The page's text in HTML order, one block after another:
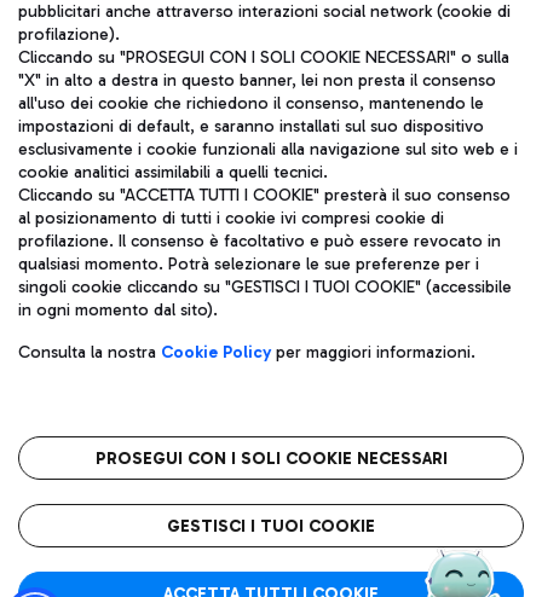
Pizza
Gelateria
Wine Bar & Sparkling
Autobus
Scopri le linee di autobus per raggiungere l'aeroporto
Leonardo Da Vinci.
Raggiungi l’aeroporto senza pensieri con il servizio di taxi a
Ristoranti
Scopri la nostra offerta per una pausa gustosa in aeroporto
Mappa Aeroporto Fiumicino
Aeroporti di Roma S.p.A. - Società soggetta a direzione e
coordinamento di Mundys S.p.A.
Codice fiscale e Registro delle Imprese di Roma 13032990155 P.
IVA 06572251004
Capitale sociale 62.224.743,00 int. vers.
Sede legale: Via Pier Paolo Racchetti 1 - 00054 Fiumicino (RM)
telefono +39 06 65951
Privacy policy
Note legali
Roma FCO
L'aeroporto stellato
pubblicitari anche attraverso interazioni social network (cookie di
profilazione).
Cliccando su "PROSEGUI CON I SOLI COOKIE NECESSARI" o sulla
"X" in alto a destra in questo banner, lei non presta il consenso
all'uso dei cookie che richiedono il consenso, mantenendo le
impostazioni di default, e saranno installati sul suo dispositivo
esclusivamente i cookie funzionali alla navigazione sul sito web e i
cookie analitici assimilabili a quelli tecnici.
Cliccando su "ACCETTA TUTTI I COOKIE" presterà il suo consenso
al posizionamento di tutti i cookie ivi compresi cookie di
profilazione. Il consenso è facoltativo e può essere revocato in
qualsiasi momento. Potrà selezionare le sue preferenze per i
singoli cookie cliccando su "GESTISCI I TUOI COOKIE" (accessibile
in ogni momento dal sito).
Consulta la nostra Cookie Policyper maggiori informazioni.
PROSEGUI CON I SOLI COOKIE NECESSARI
GESTISCI I TUOI COOKIE